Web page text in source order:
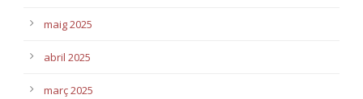
maig 2025
abril 2025
març 2025